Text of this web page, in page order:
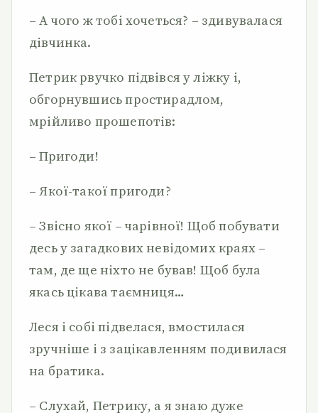
– А чого ж тобі хочеться? – здивувалася
дівчинка.
Петрик рвучко підвівся у ліжку і,
обгорнувшись простирадлом,
мрійливо прошепотів:
– Пригоди!
– Якої-такої пригоди?
– Звісно якої – чарівної! Щоб побувати
десь у загадкових невідомих краях –
там, де ще ніхто не бував! Щоб була
якась цікава таємниця…
Леся і собі підвелася, вмостилася
зручніше і з зацікавленням подивилася
на братика.
– Слухай, Петрику, а я знаю дуже